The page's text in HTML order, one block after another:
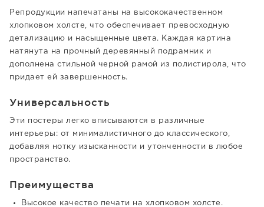
Репродукции напечатаны на высококачественном
хлопковом холсте, что обеспечивает превосходную
детализацию и насыщенные цвета. Каждая картина
натянута на прочный деревянный подрамник и
дополнена стильной черной рамой из полистирола, что
придает ей завершенность.
Универсальность
Эти постеры легко вписываются в различные
интерьеры: от минималистичного до классического,
добавляя нотку изысканности и утонченности в любое
пространство.
Преимущества
Высокое качество печати на хлопковом холсте.